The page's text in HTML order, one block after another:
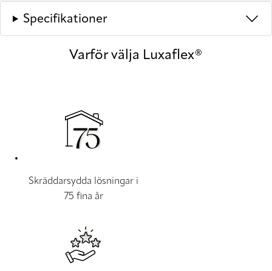
Specifikationer
Varför välja Luxaflex®
Skräddarsydda lösningar i
75 fina år